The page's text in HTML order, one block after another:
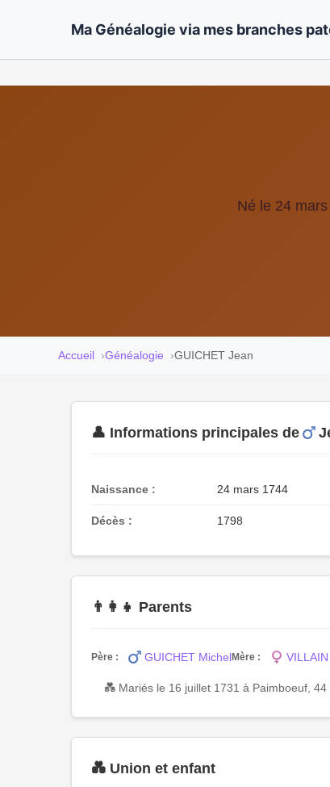
Ma Généalogie via mes branches
Né le 24
Accueil Généalogie GUICHET Jean
👤 Informations principales de
Naissance : 24 mars 1744
Décès : 1798
👨‍👩‍👧 Parents
Père : GUICHET MichelMère :
💑 Mariés le 16 juillet 1731 à Paimboeuf, 44
💑 Union et enfant